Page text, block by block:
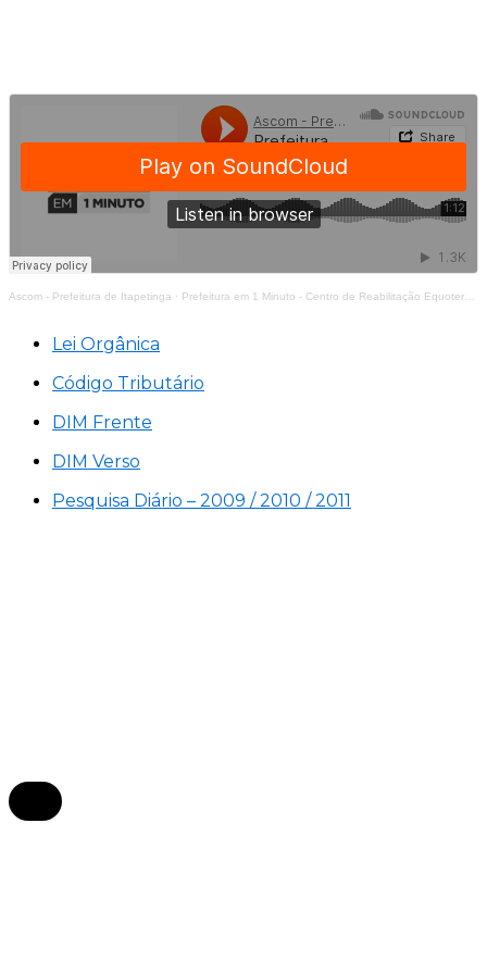
Ascom - Prefeitura de Itapetinga · Prefeitura em 1 Minuto - Centro de Reabilitação Equoterapia Manoela
Lei Orgânica
Código Tributário
DIM Frente
DIM Verso
Pesquisa Diário – 2009 / 2010 / 2011